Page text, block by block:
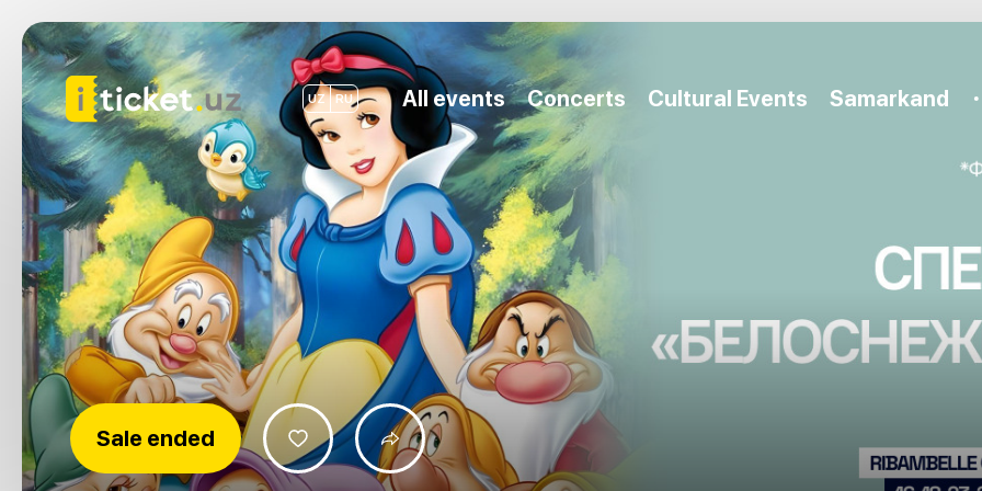
UZ RU All events Concerts Cultural Events Samarkand
Sale ended